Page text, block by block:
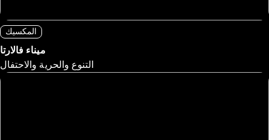
المكسيك
ميناء فالارتا
التنوع والحرية والاحتفال